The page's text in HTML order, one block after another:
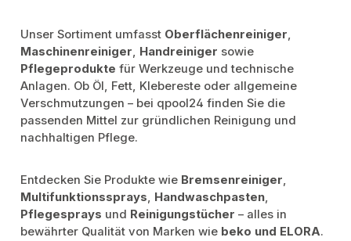
Unser Sortiment umfasst Oberflächenreiniger,
Maschinenreiniger, Handreiniger sowie
Pflegeprodukte für Werkzeuge und technische
Anlagen. Ob Öl, Fett, Klebereste oder allgemeine
Verschmutzungen – bei qpool24 finden Sie die
passenden Mittel zur gründlichen Reinigung und
nachhaltigen Pflege.
Entdecken Sie Produkte wie Bremsenreiniger,
Multifunktionssprays, Handwaschpasten,
Pflegesprays und Reinigungstücher – alles in
bewährter Qualität von Marken wie beko und ELORA.